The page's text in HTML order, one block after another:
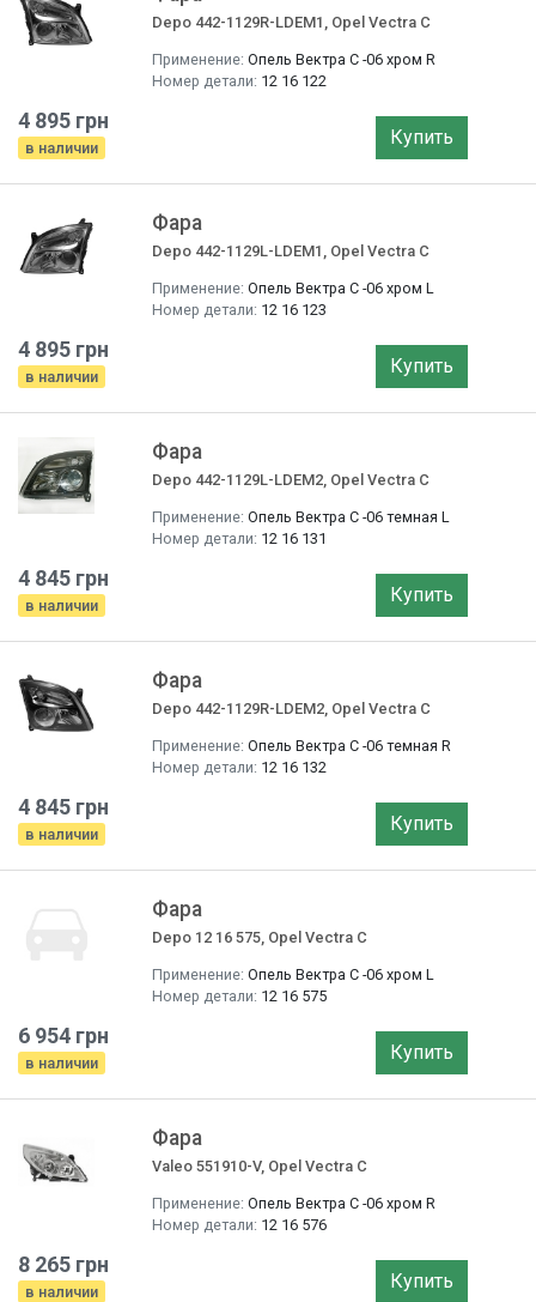
Depo 442-1129R-LDEM1, Opel Vectra C
Применение: Опель Вектра C -06 хром R
Номер детали: 12 16 122
4 895 грн
в наличии Купить
Фара
Depo 442-1129L-LDEM1, Opel Vectra C
Применение: Опель Вектра C -06 хром L
Номер детали: 12 16 123
4 895 грн
в наличии Купить
Фара
Depo 442-1129L-LDEM2, Opel Vectra C
Применение: Опель Вектра C -06 темная L
Номер детали: 12 16 131
4 845 грн
в наличии Купить
Фара
Depo 442-1129R-LDEM2, Opel Vectra C
Применение: Опель Вектра C -06 темная R
Номер детали: 12 16 132
4 845 грн
в наличии Купить
Фара
Depo 12 16 575, Opel Vectra C
Применение: Опель Вектра C -06 хром L
Номер детали: 12 16 575
6 954 грн
в наличии Купить
Фара
Valeo 551910-V, Opel Vectra C
Применение: Опель Вектра C -06 хром R
Номер детали: 12 16 576
8 265 грн
в наличии Купить